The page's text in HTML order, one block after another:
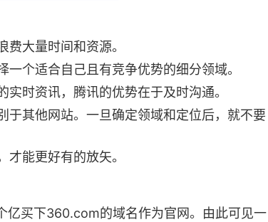
大量时间和资源。
个适合自己且有竞争优势的细分领域。
时资讯，腾讯的优势在于及时沟通。
于其他网站。一旦确定领域和定位后，就不要
能更好有的放矢。
买下360.com的域名作为官网。由此可见一